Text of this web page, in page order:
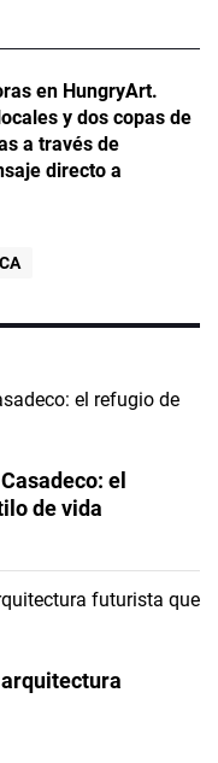
en HungryArt.
y dos copas de
a través de
directo a
el
de vida